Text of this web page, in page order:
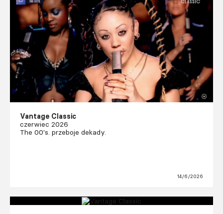
Vantage Classic
czerwiec 2026
The 00's. przeboje dekady.
14/6/2026